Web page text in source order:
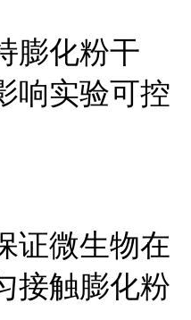
膨化粉干
响实验可控
证微生物在
接触膨化粉